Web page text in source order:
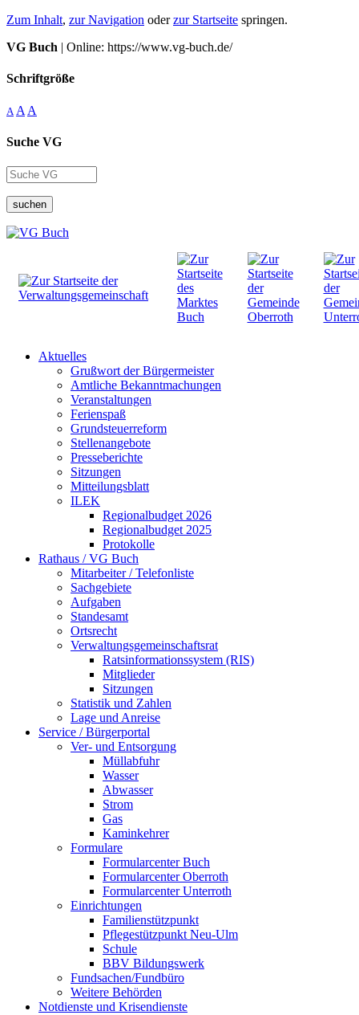
Zum Inhalt, zur Navigation oderzur Startseite springen.
VG Buch | Online: https://www.vg-buch.de/
Schriftgröße
A A A
Suche VG
suchen
Aktuelles
Grußwort der Bürgermeister
Amtliche Bekanntmachungen
Veranstaltungen
Ferienspaß
Grundsteuerreform
Stellenangebote
Presseberichte
Sitzungen
Mitteilungsblatt
ILEK
Regionalbudget 2026
Regionalbudget 2025
Protokolle
Rathaus / VG Buch
Mitarbeiter / Telefonliste
Sachgebiete
Aufgaben
Standesamt
Ortsrecht
Verwaltungsgemeinschaftsrat
Ratsinformationssystem (RIS)
Mitglieder
Sitzungen
Statistik und Zahlen
Lage und Anreise
Service / Bürgerportal
Ver- und Entsorgung
Müllabfuhr
Wasser
Abwasser
Strom
Gas
Kaminkehrer
Formulare
Formularcenter Buch
Formularcenter Oberroth
Formularcenter Unterroth
Einrichtungen
Familienstützpunkt
Pflegestützpunkt Neu-Ulm
Schule
BBV Bildungswerk
Fundsachen/Fundbüro
Weitere Behörden
Notdienste und Krisendienste